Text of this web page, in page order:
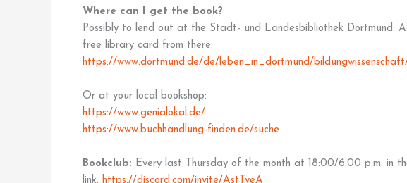
Where can I get the book?
Possibly to lend out at the Stadt- und Landesbibliothek Dortmund.
free library card from there.
https://www.dortmund.de/de/leben_in_dortmund/
Or at your local bookshop:
https://www.genialokal.de/
https://www.buchhandlung-finden.de/suche
Bookclub: Every last Thursday of the month at 18:00/6:00 p.m. in
link: https://discord.com/invite/AstTveA